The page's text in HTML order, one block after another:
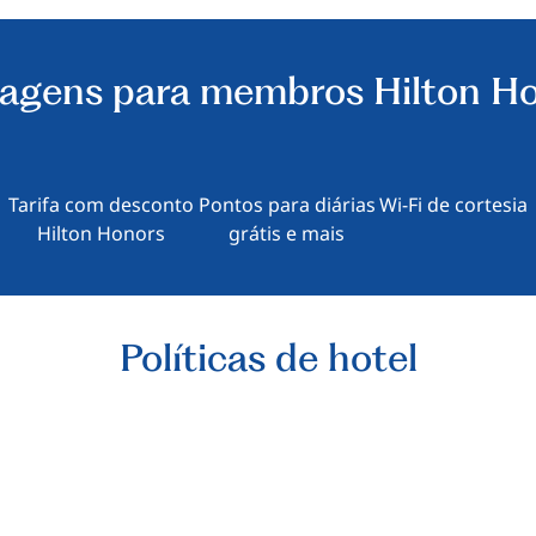
para membros Hilton
Tarifa com desconto
Hilton Honors
Pontos para diárias
grátis e mais
Wi-Fi de cortesia
Políticas de hotel